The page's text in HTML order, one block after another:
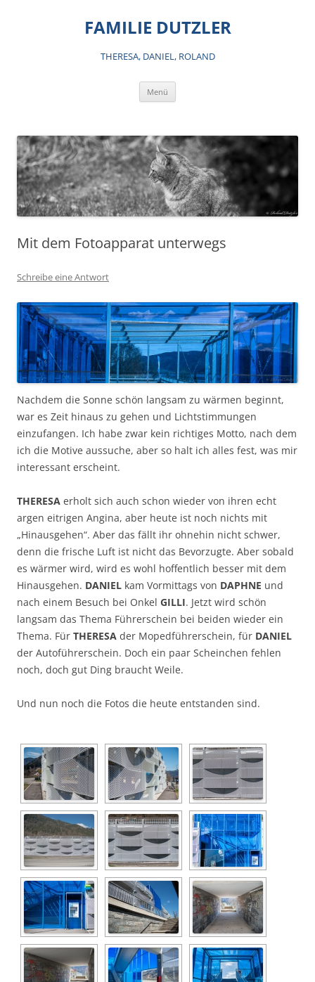
FAMILIE DUTZLER
THERESA, DANIEL, ROLAND
Menü
Mit dem Fotoapparat unterwegs
Schreibe eine Antwort
Nachdem die Sonne schön langsam zu wärmen beginnt,
war es Zeit hinaus zu gehen und Lichtstimmungen
einzufangen. Ich habe zwar kein richtiges Motto, nach dem
ich die Motive aussuche, aber so halt ich alles fest, was mir
interessant erscheint.
THERESA erholt sich auch schon wieder von ihren echt
argen eitrigen Angina, aber heute ist noch nichts mit
„Hinausgehen“. Aber das fällt ihr ohnehin nicht schwer,
denn die frische Luft ist nicht das Bevorzugte. Aber sobald
es wärmer wird, wird es wohl hoffentlich besser mit dem
Hinausgehen. DANIEL kam Vormittags von DAPHNE und
nach einem Besuch bei Onkel GILLI. Jetzt wird schön
langsam das Thema Führerschein bei beiden wieder ein
Thema. Für THERESA der Mopedführerschein, für DANIEL
der Autoführerschein. Doch ein paar Scheinchen fehlen
noch, doch gut Ding braucht Weile.
Und nun noch die Fotos die heute entstanden sind.